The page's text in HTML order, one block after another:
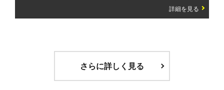
詳細を見る
さらに詳しく見る